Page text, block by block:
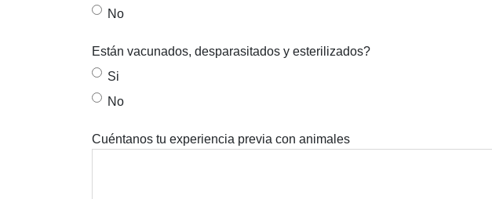
No
Están vacunados, desparasitados y esterilizados?
Si
No
Cuéntanos tu experiencia previa con animales